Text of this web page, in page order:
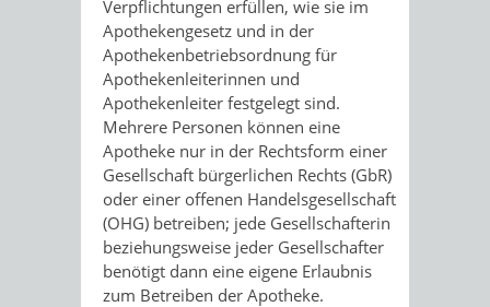
Verpflichtungen erfüllen, wie sie im
Apothekengesetz und in der
Apothekenbetriebsordnung für
Apothekenleiterinnen und
Apothekenleiter festgelegt sind.
Mehrere Personen können eine
Apotheke nur in der Rechtsform einer
Gesellschaft bürgerlichen Rechts (GbR)
oder einer offenen Handelsgesellschaft
(OHG) betreiben; jede Gesellschafterin
beziehungsweise jeder Gesellschafter
benötigt dann eine eigene Erlaubnis
zum Betreiben der Apotheke.